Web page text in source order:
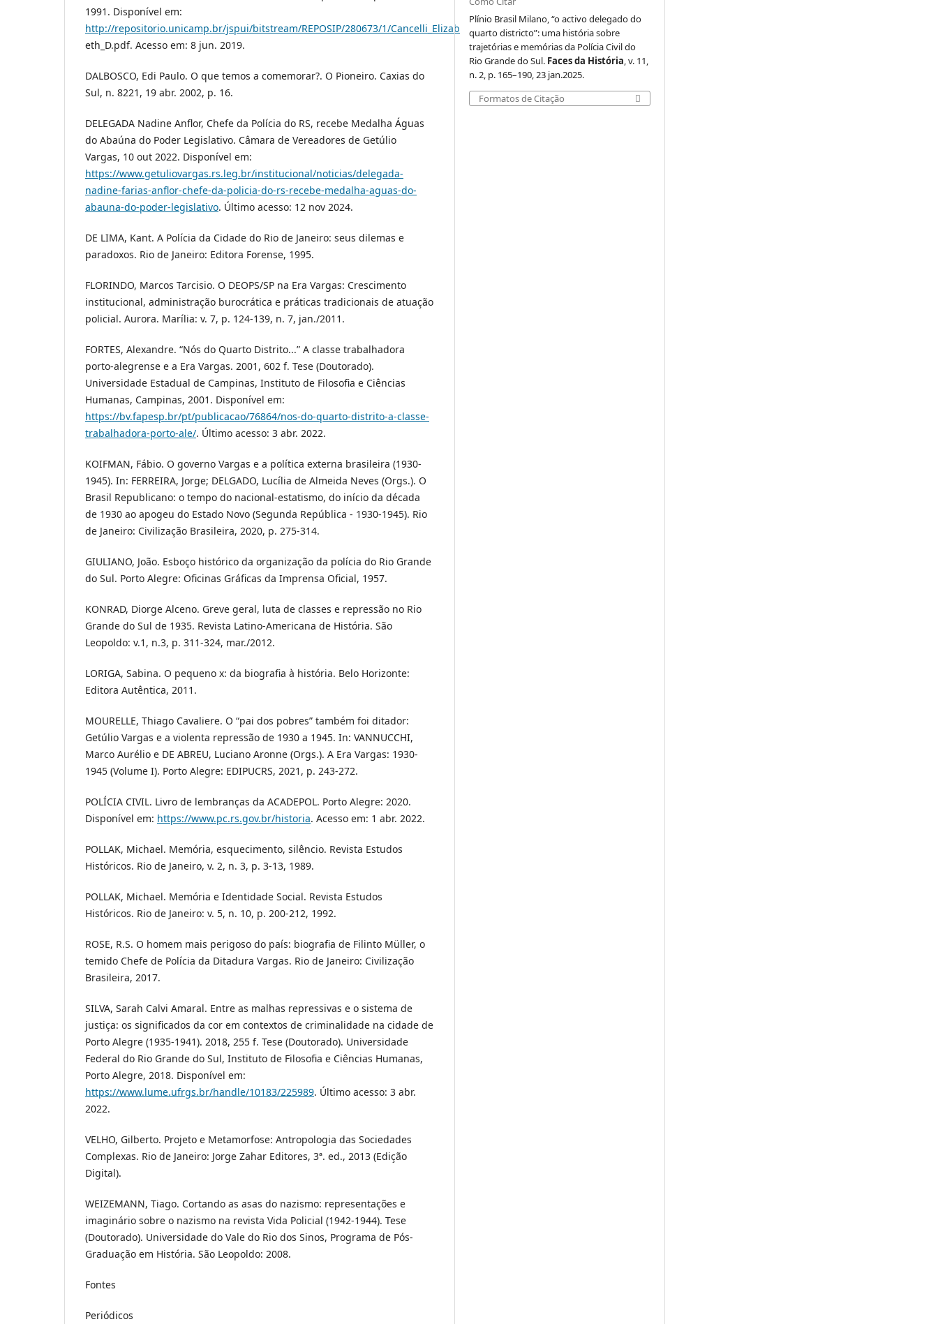
1991. Disponível em:
http://repositorio.unicamp.br/jspui/bitstream/REPOSIP/280673/1/Cancelli_Elizab
eth_D.pdf. Acesso em: 8 jun. 2019.
DALBOSCO, Edi Paulo. O que temos a comemorar?. O Pioneiro. Caxias do
Sul, n. 8221, 19 abr. 2002, p. 16.
DELEGADA Nadine Anflor, Chefe da Polícia do RS, recebe Medalha Águas
do Abaúna do Poder Legislativo. Câmara de Vereadores de Getúlio
Vargas, 10 out 2022. Disponível em:
https://www.getuliovargas.rs.leg.br/institucional/noticias/delegada-
nadine-farias-anflor-chefe-da-policia-do-rs-recebe-medalha-aguas-do-
abauna-do-poder-legislativo. Último acesso: 12 nov 2024.
DE LIMA, Kant. A Polícia da Cidade do Rio de Janeiro: seus dilemas e
paradoxos. Rio de Janeiro: Editora Forense, 1995.
FLORINDO, Marcos Tarcisio. O DEOPS/SP na Era Vargas: Crescimento
institucional, administração burocrática e práticas tradicionais de atuação
policial. Aurora. Marília: v. 7, p. 124-139, n. 7, jan./2011.
FORTES, Alexandre. “Nós do Quarto Distrito...” A classe trabalhadora
porto-alegrense e a Era Vargas. 2001, 602 f. Tese (Doutorado).
Universidade Estadual de Campinas, Instituto de Filosofia e Ciências
Humanas, Campinas, 2001. Disponível em:
https://bv.fapesp.br/pt/publicacao/76864/nos-do-quarto-distrito-a-classe-
trabalhadora-porto-ale/. Último acesso: 3 abr. 2022.
KOIFMAN, Fábio. O governo Vargas e a política externa brasileira (1930-
1945). In: FERREIRA, Jorge; DELGADO, Lucília de Almeida Neves (Orgs.). O
Brasil Republicano: o tempo do nacional-estatismo, do início da década
de 1930 ao apogeu do Estado Novo (Segunda República - 1930-1945). Rio
de Janeiro: Civilização Brasileira, 2020, p. 275-314.
GIULIANO, João. Esboço histórico da organização da polícia do Rio Grande
do Sul. Porto Alegre: Oficinas Gráficas da Imprensa Oficial, 1957.
KONRAD, Diorge Alceno. Greve geral, luta de classes e repressão no Rio
Grande do Sul de 1935. Revista Latino-Americana de História. São
Leopoldo: v.1, n.3, p. 311-324, mar./2012.
LORIGA, Sabina. O pequeno x: da biografia à história. Belo Horizonte:
Editora Autêntica, 2011.
MOURELLE, Thiago Cavaliere. O “pai dos pobres” também foi ditador:
Getúlio Vargas e a violenta repressão de 1930 a 1945. In: VANNUCCHI,
Marco Aurélio e DE ABREU, Luciano Aronne (Orgs.). A Era Vargas: 1930-
1945 (Volume I). Porto Alegre: EDIPUCRS, 2021, p. 243-272.
POLÍCIA CIVIL. Livro de lembranças da ACADEPOL. Porto Alegre: 2020.
Disponível em: https://www.pc.rs.gov.br/historia. Acesso em: 1 abr. 2022.
POLLAK, Michael. Memória, esquecimento, silêncio. Revista Estudos
Históricos. Rio de Janeiro, v. 2, n. 3, p. 3-13, 1989.
POLLAK, Michael. Memória e Identidade Social. Revista Estudos
Históricos. Rio de Janeiro: v. 5, n. 10, p. 200-212, 1992.
ROSE, R.S. O homem mais perigoso do país: biografia de Filinto Müller, o
temido Chefe de Polícia da Ditadura Vargas. Rio de Janeiro: Civilização
Brasileira, 2017.
SILVA, Sarah Calvi Amaral. Entre as malhas repressivas e o sistema de
justiça: os significados da cor em contextos de criminalidade na cidade de
Porto Alegre (1935-1941). 2018, 255 f. Tese (Doutorado). Universidade
Federal do Rio Grande do Sul, Instituto de Filosofia e Ciências Humanas,
Porto Alegre, 2018. Disponível em:
https://www.lume.ufrgs.br/handle/10183/225989. Último acesso: 3 abr.
2022.
VELHO, Gilberto. Projeto e Metamorfose: Antropologia das Sociedades
Complexas. Rio de Janeiro: Jorge Zahar Editores, 3ª. ed., 2013 (Edição
Digital).
WEIZEMANN, Tiago. Cortando as asas do nazismo: representações e
imaginário sobre o nazismo na revista Vida Policial (1942-1944). Tese
(Doutorado). Universidade do Vale do Rio dos Sinos, Programa de Pós-
Graduação em História. São Leopoldo: 2008.
Fontes
Periódicos
Plínio Brasil Milano, “o activo delegado do
quarto districto”: uma história sobre
trajetórias e memórias da Polícia Civil do
Rio Grande do Sul. Faces da História, v. 11,
n. 2, p. 165–190, 23 jan.2025.
Formatos de Citação